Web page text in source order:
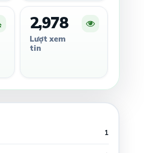
2,978
Lượt xem
tin
1